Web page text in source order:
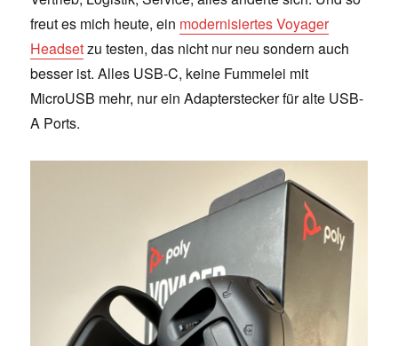
freut es mich heute, ein modernisiertes Voyager
Headsetzu testen, das nicht nur neu sondern auch
besser ist. Alles USB-C, keine Fummelei mit
MicroUSB mehr, nur ein Adapterstecker für alte USB-
A Ports.